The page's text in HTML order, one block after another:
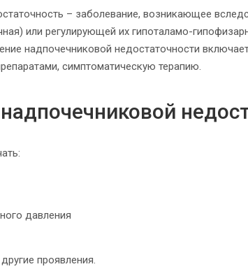
– заболевание, возникающее
или регулирующей их гипоталамо-
надпочечниковой недостаточности
симптоматическую терапию.
надпочечниковой
давления
проявления.